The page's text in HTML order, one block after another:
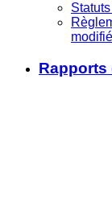
modifié
Rapports